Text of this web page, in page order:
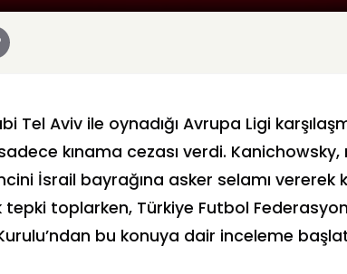
Tel Aviv ile oynadığı Avrupa Ligi
kınama cezası verdi.
İsrail bayrağına asker selamı vererek
toplarken, Türkiye Futbol
bu konuya dair inceleme